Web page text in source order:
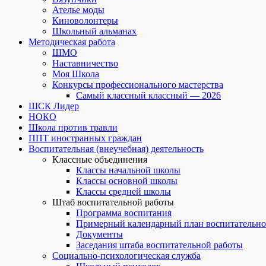
Ателье моды
Киноволонтеры
Школьный альманах
Методическая работа
ШМО
Наставничество
Моя Школа
Конкурсы профессионального мастерства
Самый классный классный — 2026
ШСК Лидер
НОКО
Школа против травли
ППТ иностранных граждан
Воспитательная (внеучебная) деятельность
Классные объединения
Классы начальной школы
Классы основной школы
Классы средней школы
Штаб воспитательной работы
Программа воспитания
Примерный календарный план
Документы
Заседания штаба воспитательной работы
Социально-психологическая служба